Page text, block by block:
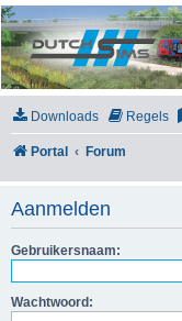
DutchSims
Downloads Regels
Portal Forum
Aanmelden
Gebruikersnaam:
Wachtwoord: